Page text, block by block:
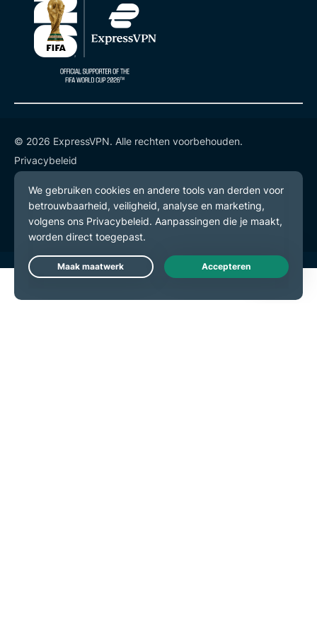
© 2026 ExpressVPN. Alle rechten voorbehouden.
Privacybeleid
Gebruiksvoorwaarden
Cookievoorkeuren
Live Chat